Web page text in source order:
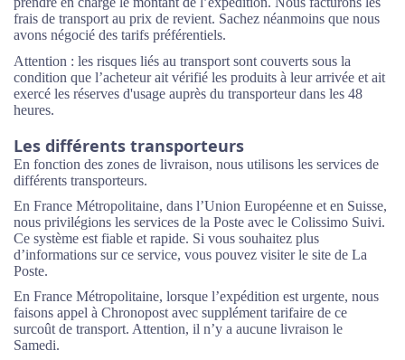
frais de transport au prix de revient. Sachez néanmoins que nous
avons négocié des tarifs préférentiels.
Attention : les risques liés au transport sont couverts sous la
condition que l’acheteur ait vérifié les produits à leur arrivée et ait
exercé les réserves d'usage auprès du transporteur dans les 48
heures.
Les différents transporteurs
En fonction des zones de livraison, nous utilisons les services de
différents transporteurs.
En France Métropolitaine, dans l’Union Européenne et en Suisse,
nous privilégions les services de la Poste avec le Colissimo Suivi.
Ce système est fiable et rapide. Si vous souhaitez plus
d’informations sur ce service, vous pouvez visiter le site de La
Poste.
En France Métropolitaine, lorsque l’expédition est urgente, nous
faisons appel à Chronopost avec supplément tarifaire de ce
surcoût de transport. Attention, il n’y a aucune livraison le
Samedi.